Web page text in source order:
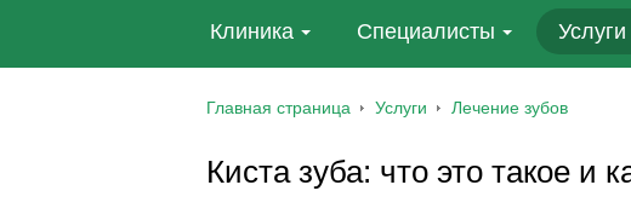
Клиника Специалисты Услуги
Главная страница Услуги Лечение зубов
Киста зуба: что это такое и